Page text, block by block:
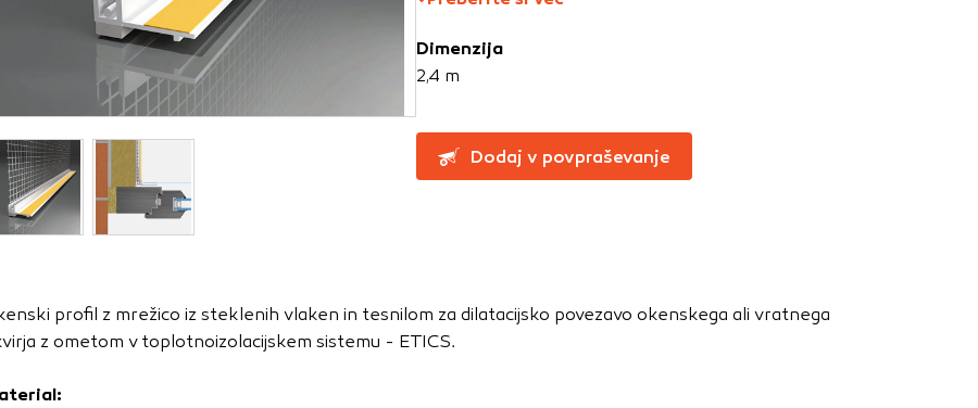
Dimenzija
2,4 m
Dodaj v povpraševanje
profil z mrežico iz steklenih vlaken in tesnilom za dilatacijsko povezavo okenskega ali vratnega
z ometom v toplotnoizolacijskem sistemu - ETICS.
delovanje spletnega mesta, zato jih v naših sistemih ni mogoče izklopiti.
samo kot odziv na vaša dejanja, ki vodijo do storitvenih zahtev, na primer
prijava ali izpolnjevanje obrazcev. Na voljo imate nastavitev, da brskalnik
vas opozori na njih. V tem primeru nekateri deli spletnega mesta ne bodo
delovanja
obiske in izvor prometa, da lahko merimo in izboljšamo učinkovitost
kako se obiskovalci pomikajo po spletnem mestu. Podatki, ki jih piškotki
anonimni. Če uporabo teh piškotkov zavrnete, ne bomo vedeli, kdaj ste